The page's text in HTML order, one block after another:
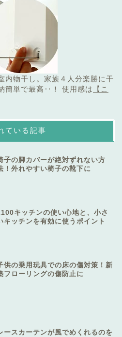
内物干し。家族４人分楽勝に干
簡単で最高‥！ 使用感は
【こ
ている記事
子の脚カバーが絶対ずれない方
！外れやすい椅子の靴下に
キッチンの使い心地と、小さ
キッチンを有効に使うポイント
供の乗用玩具での床の傷対策！新
フローリングの傷防止に
ースカーテンが風でめくれるのを